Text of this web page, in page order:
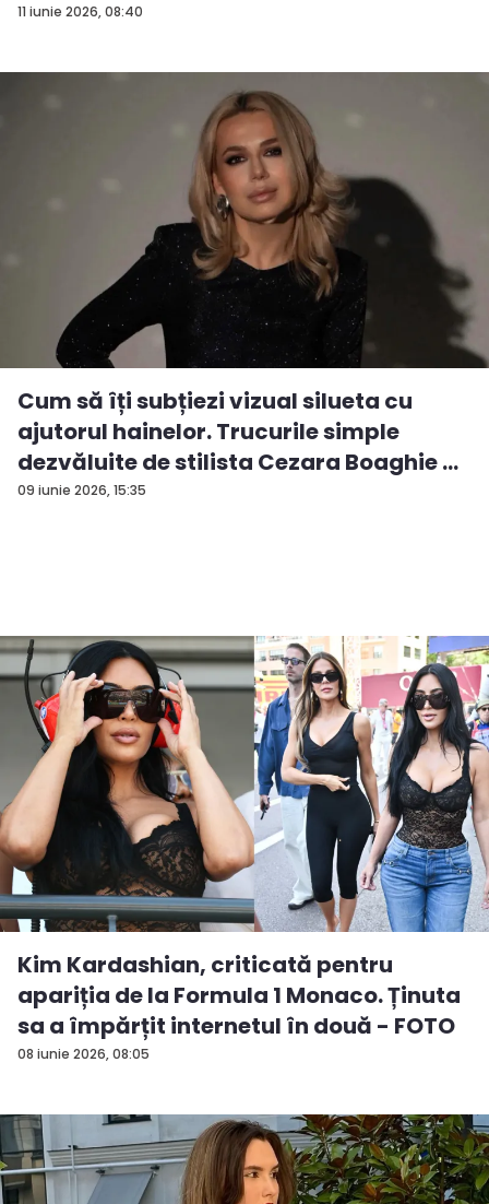
11 iunie 2026, 08:40
09 iunie 2026, 15:35
Cum să îți subțiezi vizual silueta cu
ajutorul hainelor. Trucurile simple
dezvăluite de stilista Cezara Boaghie ...
08 iunie 2026, 08:05
Kim Kardashian, criticată pentru
apariția de la Formula 1 Monaco. Ținuta
sa a împărțit internetul în două - FOTO